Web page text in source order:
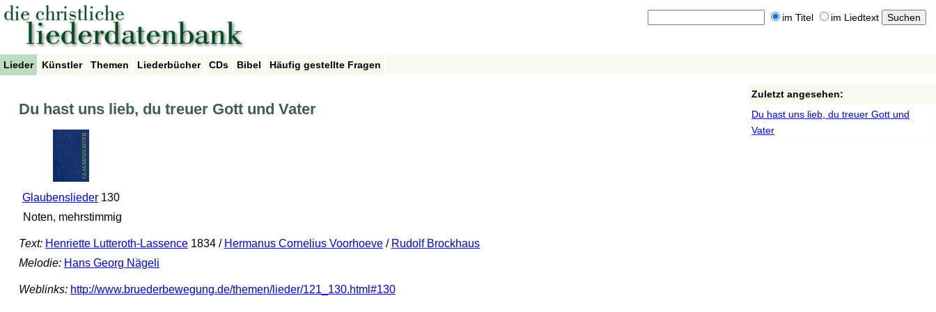
im Titel im Liedtext
Lieder Künstler Themen Liederbücher CDs Bibel Häufig gestellte Fragen
Du hast uns lieb, du treuer Gott und Vater
Glaubenslieder130
Noten, mehrstimmig
Text: Henriette Lutteroth-Lassence1834 / Hermanus Cornelius Voorhoeve/ Rudolf Brockhaus
Melodie: Hans Georg Nägeli
Weblinks: http://www.bruederbewegung.de/themen/lieder/121_130.html#130
Zuletzt angesehen:
Du hast uns lieb, du treuer Gott und
Vater